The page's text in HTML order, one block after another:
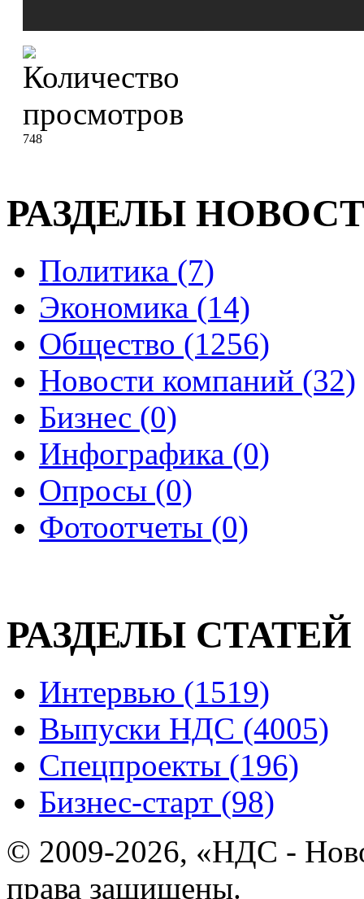
748
РАЗДЕЛЫ
Политика (7)
Экономика (14)
Общество (1256)
Новости компаний (32)
Бизнес (0)
Инфографика (0)
Опросы (0)
Фотоотчеты (0)
РАЗДЕЛЫ СТАТЕЙ
Интервью (1519)
Выпуски НДС (4005)
Спецпроекты (196)
Бизнес-старт (98)
© 2009-2026, «НДС -
права защищены.